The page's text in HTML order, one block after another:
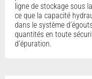
ligne de stockage sous
ce que la capacité
dans le système
quantités en toute
d’épuration.